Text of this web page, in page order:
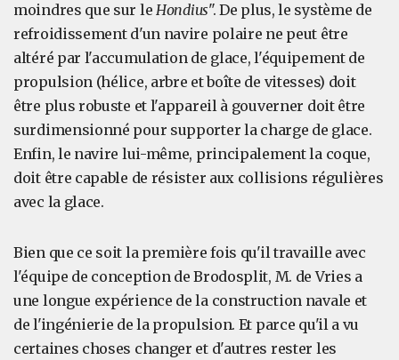
moindres que sur le Hondius". De plus, le système de
refroidissement d'un navire polaire ne peut être
altéré par l'accumulation de glace, l'équipement de
propulsion (hélice, arbre et boîte de vitesses) doit
être plus robuste et l'appareil à gouverner doit être
surdimensionné pour supporter la charge de glace.
Enfin, le navire lui-même, principalement la coque,
doit être capable de résister aux collisions régulières
avec la glace.
Bien que ce soit la première fois qu'il travaille avec
l'équipe de conception de Brodosplit, M. de Vries a
une longue expérience de la construction navale et
de l'ingénierie de la propulsion. Et parce qu'il a vu
certaines choses changer et d'autres rester les